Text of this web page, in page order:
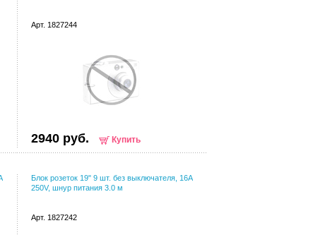
Арт. 1827244
2940 руб. Купить
Блок розеток 19" 9 шт. без выключателя, 16A
250V, шнур питания 3.0 м
Арт. 1827242